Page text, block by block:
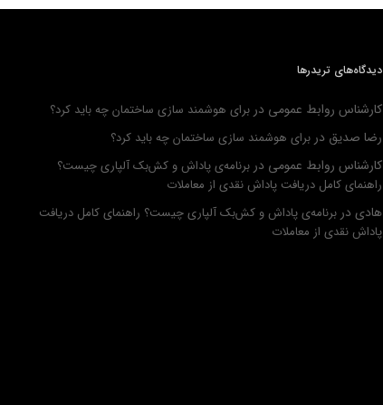
دیدگاه‌های تریدرها
کارشناس روابط عمومی در برای هوشمند سازی ساختمان چه باید کرد؟
رضا صدیق در برای هوشمند سازی ساختمان چه باید کرد؟
کارشناس روابط عمومی در برنامه‌ی پاداش و کش‌بک آلپاری چیست؟
راهنمای کامل دریافت پاداش نقدی از معاملات
هادیدر برنامه‌ی پاداش و کش‌بک آلپاری چیست؟ راهنمای کامل دریافت
پاداش نقدی از معاملات